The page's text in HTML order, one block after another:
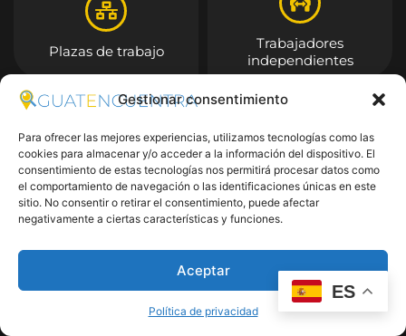
Gestionar consentimiento
Para ofrecer las mejores experiencias, utilizamos tecnologías como las
cookies para almacenar y/o acceder a la información del dispositivo. El
consentimiento de estas tecnologías nos permitirá procesar datos como
el comportamiento de navegación o las identificaciones únicas en este
sitio. No consentir o retirar el consentimiento, puede afectar
negativamente a ciertas características y funciones.
Aceptar
Política de privacidad
Plazas de trabajo
Trabajadores
independientes
Entrar
ES